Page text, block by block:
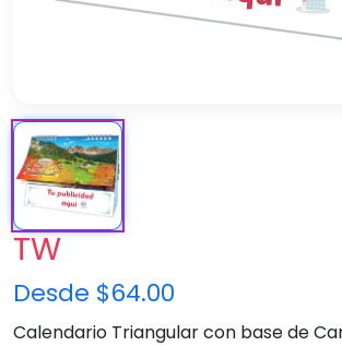
TW
Desde $64.00
Calendario Triangular con base de